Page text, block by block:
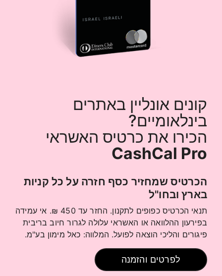
קונים אונליין באתרים
בינלאומיים?
הכירו את כרטיס האשראי
CashCal Pro
הכרטיס שמחזיר כסף חזרה על כל קניות
בארץ ובחו"ל
תנאי הכרטיס כפופים לתקנון. החזר עד 450 ₪. אי עמידה
בפירעון ההלוואה או האשראי עלולה לגרור חיוב בריבית
פיגורים והליכי הוצאה לפועל. המלווה: כאל מימון בע"מ.
לפרטים והזמנה